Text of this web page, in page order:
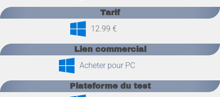
Tarif
12.99 €
Lien commercial
Acheter pour PC
Plateforme du test